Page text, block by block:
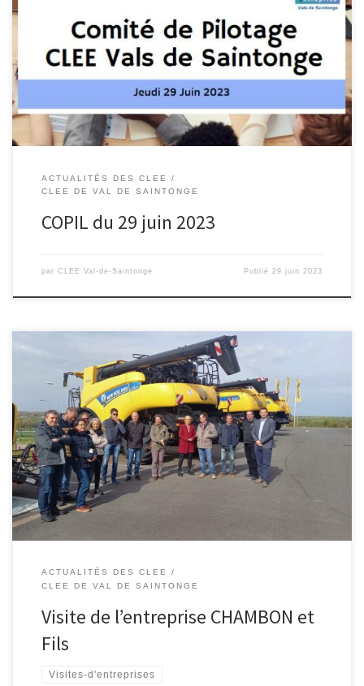
Le COPIL s’est réuni dans les locaux de la Communauté des
Communes Val de Saintonge afin de faire un point sur les actions
menées au cours de cette année scolaire mais aussi pour
envisager les perspectives au vu de la nouvelle réforme de la voie
ACTUALITÉS DES CLEE
CLEE DE VAL DE SAINTONGE
COPIL du 29 juin 2023
par CLEE Val-de-Saintonge Publié 29 juin 2023
Le mercredi 29 mars des enseignants du réseau ECLORE ont été
accueillis par M. BRETTE, Directeur Technique du site. La société
Chambon et fils est spécialisée dans le secteur d’activité du
commerce et de maintenance de matériel agricole. Les
enseignants ont pu découvrir les différents métiers représentés
dans la société […]
ACTUALITÉS DES CLEE
CLEE DE VAL DE SAINTONGE
Visite de l’entreprise CHAMBON et
Fils
Visites-d'entreprises